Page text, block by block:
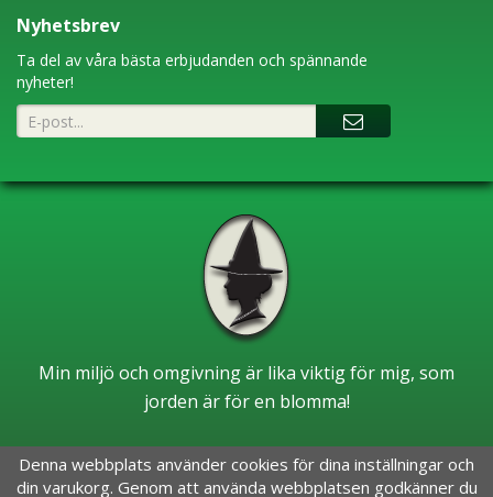
Nyhetsbrev
Ta del av våra bästa erbjudanden och spännande
nyheter!
Min miljö och omgivning är lika viktig för mig, som
jorden är för en blomma!
Denna webbplats använder cookies för dina inställningar och
din varukorg. Genom att använda webbplatsen godkänner du